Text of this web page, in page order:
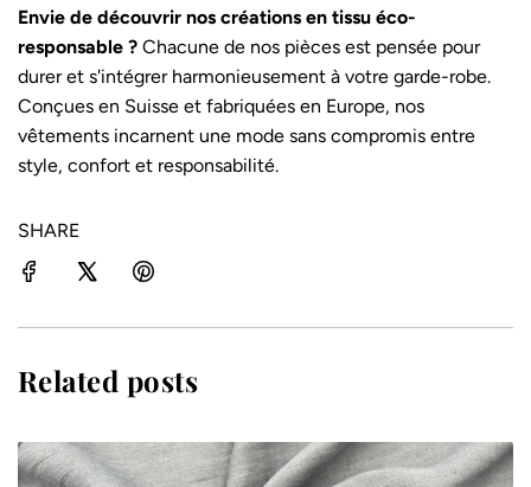
Envie de découvrir nos créations en tissu éco-
responsable ? Chacune de nos pièces est pensée pour
durer et s'intégrer harmonieusement à votre garde-robe.
Conçues en Suisse et fabriquées en Europe, nos
vêtements incarnent une mode sans compromis entre
style, confort et responsabilité.
SHARE
Related posts